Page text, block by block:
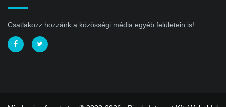
Csatlakozz hozzánk a közösségi média egyéb felületein is!